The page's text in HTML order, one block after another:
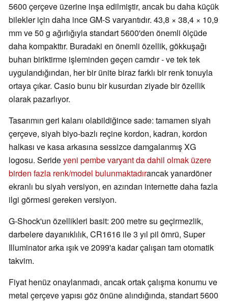
5600 çerçeve üzerine inşa edilmiştir, ancak bu daha küçük
bilekler için daha ince GM-S varyantıdır. 43,8 × 38,4 × 10,9
mm ve 50 g ağırlığıyla standart 5600'den önemli ölçüde
daha kompakttır. Buradaki en önemli özellik, gökkuşağı
buharı biriktirme işleminden geçen camdır - ve tek tek
uygulandığından, her bir ünite biraz farklı bir renk tonuyla
ortaya çıkar. Casio bunu bir kusurdan ziyade bir özellik
olarak pazarlıyor.
Tasarımın geri kalanı olabildiğince sade: tamamen siyah
çerçeve, siyah biyo-bazlı reçine kordon, kadran, kordon
halkası ve kasa arkasına sessizce damgalanmış XG
logosu. Serideyeni pembe varyant da dahil olmak üzere
birden fazla renk/model bulunmaktadırancak yanardöner
ekranlı bu siyah versiyon, en azından internette daha fazla
ilgi görmesi gereken versiyon.
G-Shock'un özellikleri basit: 200 metre su geçirmezlik,
darbelere dayanıklılık, CR1616 ile 3 yıl pil ömrü, Super
Illuminator arka ışık ve 2099'a kadar çalışan tam otomatik
takvim.
Fiyat henüz onaylanmadı, ancak ortak çalışma konumu ve
metal çerçeve yapısı göz önüne alındığında, standart 5600